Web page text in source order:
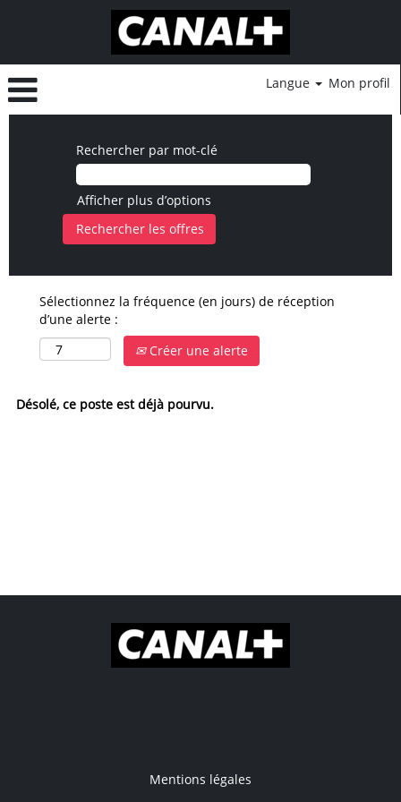
Langue Mon profil
Rechercher par mot-clé
Afficher plus d’options
Sélectionnez la fréquence (en jours) de réception
d’une alerte :
Créer une alerte
Désolé, ce poste est déjà pourvu.
Mentions légales